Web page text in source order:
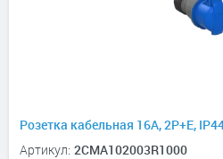
Розетка кабельная 16А, 2P+E,
Артикул: 2CMA102003R1000